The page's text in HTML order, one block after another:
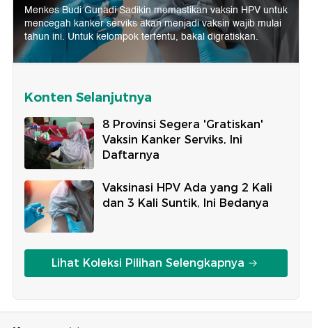
Menkes Budi Gunadi Sadikin memastikan vaksin HPV untuk
mencegah kanker serviks akan menjadi vaksin wajib mulai
tahun ini. Untuk kelompok tertentu, bakal digratiskan.
Konten Selanjutnya
8 Provinsi Segera 'Gratiskan'
Vaksin Kanker Serviks, Ini
Daftarnya
Vaksinasi HPV Ada yang 2 Kali
dan 3 Kali Suntik, Ini Bedanya
Lihat Koleksi Pilihan Selengkapnya